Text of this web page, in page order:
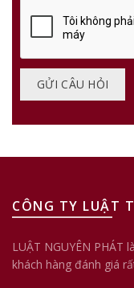
CÔNG TY LUẬT
LUẬT NGUYÊN
khách hàng đánh giá